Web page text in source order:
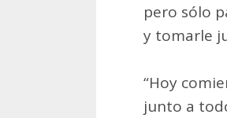
pero sólo
y tomarle
“Hoy
junto a